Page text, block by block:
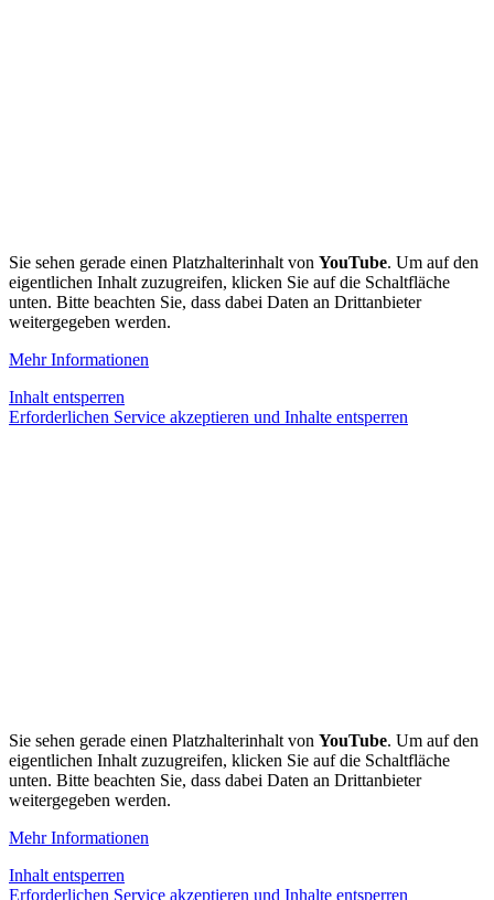
Sie sehen gerade einen Platzhalterinhalt von YouTube. Um auf den
eigentlichen Inhalt zuzugreifen, klicken Sie auf die Schaltfläche
unten. Bitte beachten Sie, dass dabei Daten an Drittanbieter
weitergegeben werden.
Mehr Informationen
Inhalt entsperren
Erforderlichen Service akzeptieren und Inhalte entsperren
Sie sehen gerade einen Platzhalterinhalt von YouTube. Um auf den
eigentlichen Inhalt zuzugreifen, klicken Sie auf die Schaltfläche
unten. Bitte beachten Sie, dass dabei Daten an Drittanbieter
weitergegeben werden.
Mehr Informationen
Inhalt entsperren
Erforderlichen Service akzeptieren und Inhalte entsperren